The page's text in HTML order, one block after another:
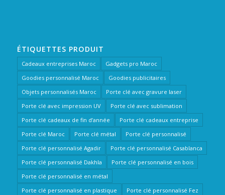
ÉTIQUETTES PRODUIT
Cadeaux entreprises Maroc
Gadgets pro Maroc
Goodies personnalisé Maroc
Goodies publicitaires
Objets personnalisés Maroc
Porte clé avec gravure laser
Porte clé avec impression UV
Porte clé avec sublimation
Porte clé cadeaux de fin d’année
Porte clé cadeaux entreprise
Porte clé Maroc
Porte clé métal
Porte clé personnalisé
Porte clé personnalisé Agadir
Porte clé personnalisé Casablanca
Porte clé personnalisé Dakhla
Porte clé personnalisé en bois
Porte clé personnalisé en métal
Porte clé personnalisé en plastique
Porte clé personnalisé Fez